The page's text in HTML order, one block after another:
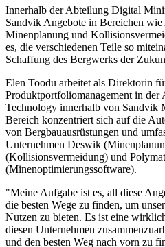
Innerhalb der Abteilung Digital
Sandvik Angebote in Bereichen
Minenplanung und
es, die verschiedenen Teile so
Schaffung des Bergwerks der
Elen Toodu arbeitet als Direktorin
Produktportfoliomanagement in
Technology innerhalb von Sandvik
Bereich konzentriert sich auf die
von Bergbauausrüstungen und
Unternehmen Deswik
(Kollisionsvermeidung) und
(Minenoptimierungssoftware).
"Meine Aufgabe ist es, all diese
die besten Wege zu finden, um
Nutzen zu bieten. Es ist eine
diesen Unternehmen
und den besten Weg nach vorn zu